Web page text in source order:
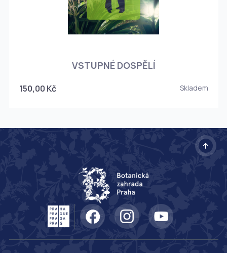
VSTUPNÉ DOSPĚLÍ
150,00 Kč Skladem